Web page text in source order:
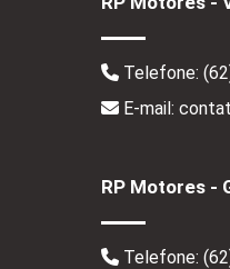
Telefone:
E-mail:
RP Motores -
Telefone: